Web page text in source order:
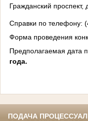
Гражданский
Справки по телефону:
Форма проведения
Предполагаемая дата
года.
ПОДАЧА